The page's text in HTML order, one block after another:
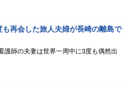
再会した旅人夫婦が長崎の離島で
護師の夫妻は世界一周中に3度も偶然出